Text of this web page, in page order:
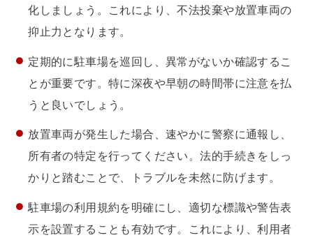
化しましょう。これにより、不法投棄や放置車両の
抑止力となります。
定期的に駐車場を巡回し、異常がないか確認するこ
とが重要です。特に深夜や早朝の時間帯に注意を払
うと良いでしょう。
放置車両が発生した場合、速やかに警察に通報し、
所有者の特定を行ってください。法的手続きをしっ
かりと踏むことで、トラブルを未然に防げます。
駐車場の利用規約を明確にし、適切な標識や警告表
示を設置することも有効です。これにより、利用者